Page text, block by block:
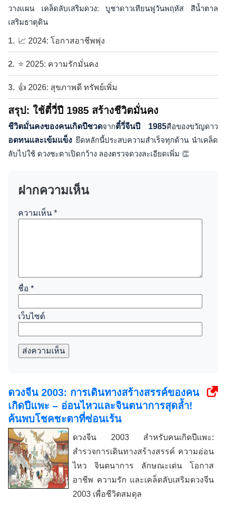
วางแผน เคล็ดลับเสริมดวง: บูชาดาวเทียนฟูวันพฤหัส สีน้ำตาล
เสริมธาตุดิน
📈 2024: โอกาสอาชีพพุ่ง
⭐ 2025: ความรักมั่นคง
👍 2026: สุขภาพดี ทรัพย์เพิ่ม
สรุป: ใช้ตี๋วี่ปี 1985 สร้างชีวิตมั่นคง
ชีวิตมั่นคงของคนเกิดปีชวดจากตี๋วี่จีนปี 1985คือของขวัญดาว
อดทนและเข้มแข็ง ยึดหลักนี้ประสบความสำเร็จทุกด้าน นำเคล็ด
ลับไปใช้ ดวงชะตาเปิดกว้าง ลองตรวจดวงละเอียดเพิ่ม 👏
ฝากความเห็น
ความเห็น *
ชื่อ *
เว็บไซต์
ส่งความเห็น
ดวงจีน 2003: การเดินทางสร้างสรรค์ของคน
เกิดปีแพะ – อ่อนไหวและจินตนาการสุดล้ำ!
ค้นพบโชคชะตาที่ซ่อนเร้น
ดวงจีน 2003 สำหรับคนเกิดปีแพะ:
สำรวจการเดินทางสร้างสรรค์ ความอ่อน
ไหว จินตนาการ ลักษณะเด่น โอกาส
อาชีพ ความรัก และเคล็ดลับเสริมดวงจีน
2003 เพื่อชีวิตสมดุล